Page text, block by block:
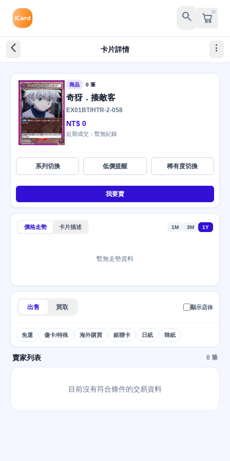
search
arrow_back_ios_new 卡片詳情 more_vert
商品 0 筆
奇犽．揍敵客
EX01BT/HTR-2-058
NT$ 0
近期成交：暫無紀錄
系列切換 低價提醒 稀有度切換
我要賣
價格走勢 卡片描述 1M 3M 1Y
暫無走勢資料
出售 買取 顯示店休
免運 傷卡/特殊 海外購買 銀聯卡 日紙 韓紙
賣家列表 0 筆
目前沒有符合條件的交易資料